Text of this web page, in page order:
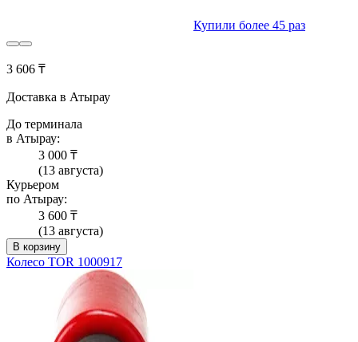
Купили более 45 раз
3 606 ₸
Доставка в Атырау
До терминала
в Атырау:
3 000 ₸
(13 августа)
Курьером
по Атырау:
3 600 ₸
(13 августа)
В корзину
Колесо TOR 1000917